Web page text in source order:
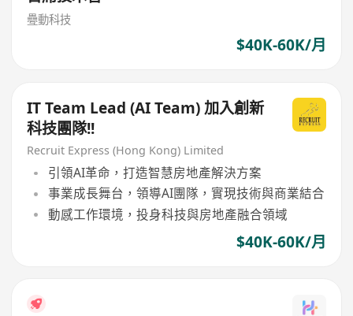
疉動科技
$40K-60K/月
IT Team Lead (AI Team) 加入創新
科技團隊!!
Recruit Express (Hong Kong) Limited
引領AI革命，打造智慧房地產解決方案
事業成長舞台，領導AI團隊，實現技術與商業結合
動感工作環境，投身科技與房地產融合領域
$40K-60K/月